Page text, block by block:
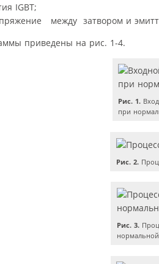
IGBT;
между затвором и
приведены на рис. 1-4.
Рис. 1.
при
Рис. 2.
Рис. 3.